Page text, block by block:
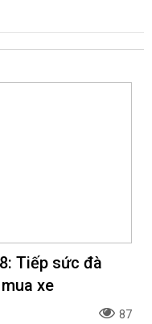
Tiếp sức đà
xe
87